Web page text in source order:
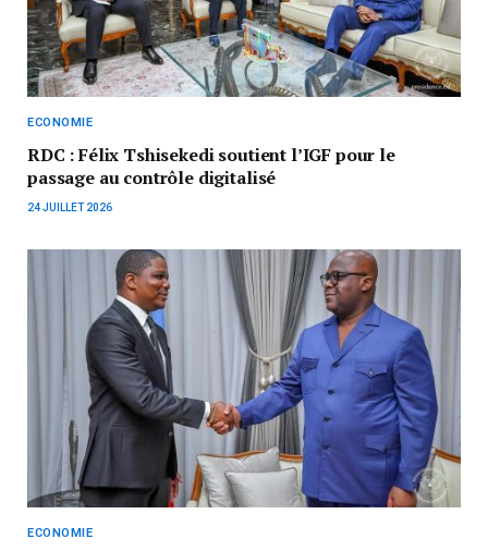
ECONOMIE
RDC : Félix Tshisekedi soutient l’IGF pour le
passage au contrôle digitalisé
24 JUILLET 2026
ECONOMIE